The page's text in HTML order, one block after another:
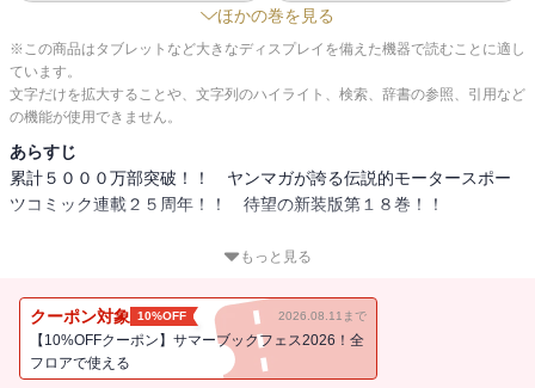
ほかの巻を見る
※この商品はタブレットなど大きなディスプレイを備えた機器で読むことに適し
ています。
文字だけを拡大することや、文字列のハイライト、検索、辞書の参照、引用など
の機能が使用できません。
あらすじ
累計５０００万部突破！！ ヤンマガが誇る伝説的モータースポー
ツコミック連載２５周年！！ 待望の新装版第１８巻！！
中盤に差し掛かった拓海vs.大宮のダウンヒルバトル！ 超本気モー
が、そのスピードはいつしか拓海の未体験ゾーンへと突入してい
く‥‥！
バトルは公道の限界を超えた！ 神奈川遠征１つ目の関門、プロジ
もっと見る
クーポン対象 10%OFF 2026.08.11まで
【10%OFFクーポン】サマーブックフェス2026！全
フロアで使える